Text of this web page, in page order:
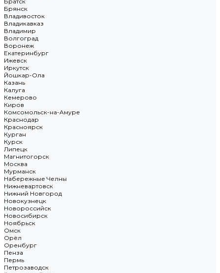
Брянск
Владивосток
Владикавказ
Владимир
Волгоград
Воронеж
Екатеринбург
Ижевск
Иркутск
Йошкар-Ола
Казань
Калуга
Кемерово
Киров
Комсомольск-на-Амуре
Краснодар
Красноярск
Курган
Курск
Липецк
Магнитогорск
Москва
Мурманск
Набережные Челны
Нижневартовск
Нижний Новгород
Новокузнецк
Новороссийск
Новосибирск
Ноябрьск
Омск
Орёл
Оренбург
Пенза
Пермь
Петрозаводск